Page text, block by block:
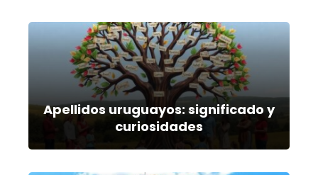
Apellidos uruguayos: significado y
curiosidades